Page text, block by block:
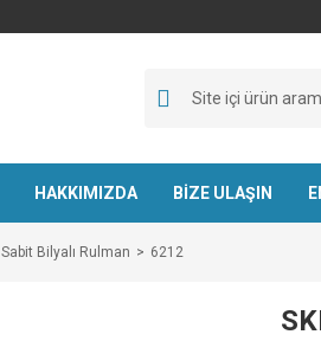
HAKKIMIZDA BİZE ULAŞIN
Sabit Bilyalı Rulman 6212